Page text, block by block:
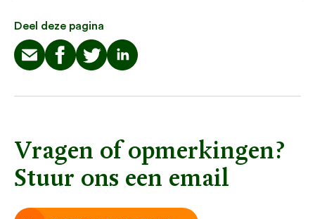
Deel deze pagina
Vragen of opmerkingen?
Stuur ons een email